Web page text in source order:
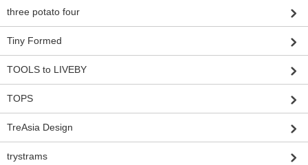
three potato four
Tiny Formed
TOOLS to LIVEBY
TOPS
TreAsia Design
trystrams